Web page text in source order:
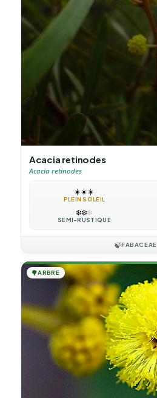
Acacia retinodes
Acacia retinodes
☀️☀️☀️
PLEIN SOLEIL
❄️❄️❄️
SEMI-RUSTIQUE
🍃FABACEAE
🌳ARBRE